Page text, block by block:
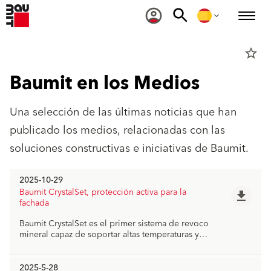
star_border
Baumit en los Medios
Una selección de las últimas noticias que han
publicado los medios, relacionadas con las
soluciones constructivas e iniciativas de Baumit.
2025-10-29
Baumit CrystalSet, protección activa para la
fachada
Baumit CrystalSet es el primer sistema de revoco
mineral capaz de soportar altas temperaturas y
en la nueva promoción de viviendas del estudio
MYCC Architecture Office en Madrid.
file_download
2025-5-28